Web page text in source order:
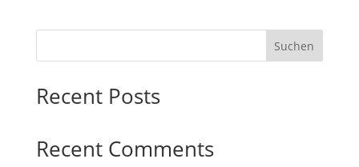
Suchen
Recent Posts
Recent Comments